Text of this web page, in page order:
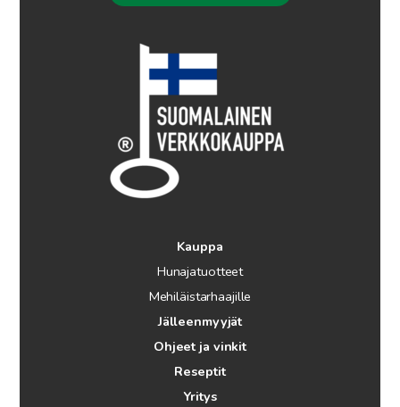
Kauppa
Hunajatuotteet
Mehiläistarhaajille
Jälleenmyyjät
Ohjeet ja vinkit
Reseptit
Yritys